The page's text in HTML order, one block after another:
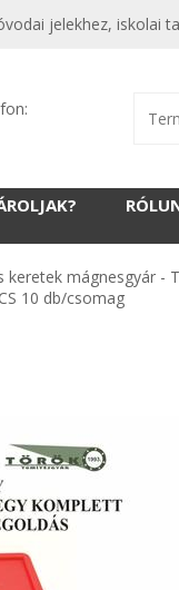
jelekhez, iskolai
keretek mágnesgyár -
10 db/csomag